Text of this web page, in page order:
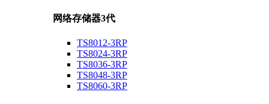
网络存储器3代
TS8012-3RP
TS8024-3RP
TS8036-3RP
TS8048-3RP
TS8060-3RP